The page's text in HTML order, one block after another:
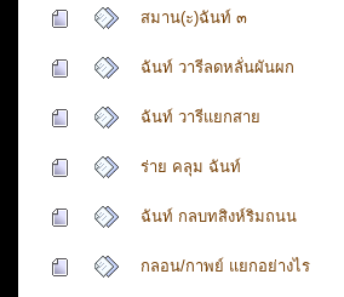
สมาน(ะ)ฉันท์ ๓
ฉันท์ วารีลดหลั่นผันผก
ฉันท์ วารีแยกสาย
ร่าย คลุม ฉันท์
ฉันท์ กลบทสิงห์ริมถนน
กลอน/กาพย์ แยกอย่างไร